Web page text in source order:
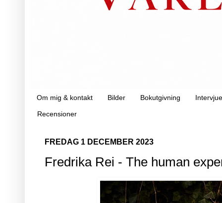
Om mig & kontakt Bilder Bokutgivning
Recensioner
FREDAG 1 DECEMBER 2023
Fredrika Rei - The human